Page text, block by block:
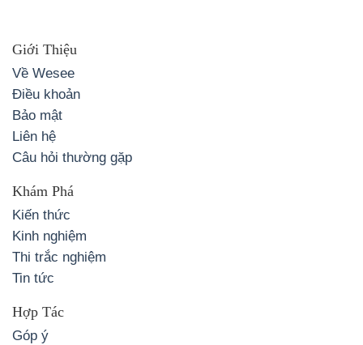
Giới Thiệu
Về Wesee
Điều khoản
Bảo mật
Liên hệ
Câu hỏi thường gặp
Khám Phá
Kiến thức
Kinh nghiệm
Thi trắc nghiệm
Tin tức
Hợp Tác
Góp ý